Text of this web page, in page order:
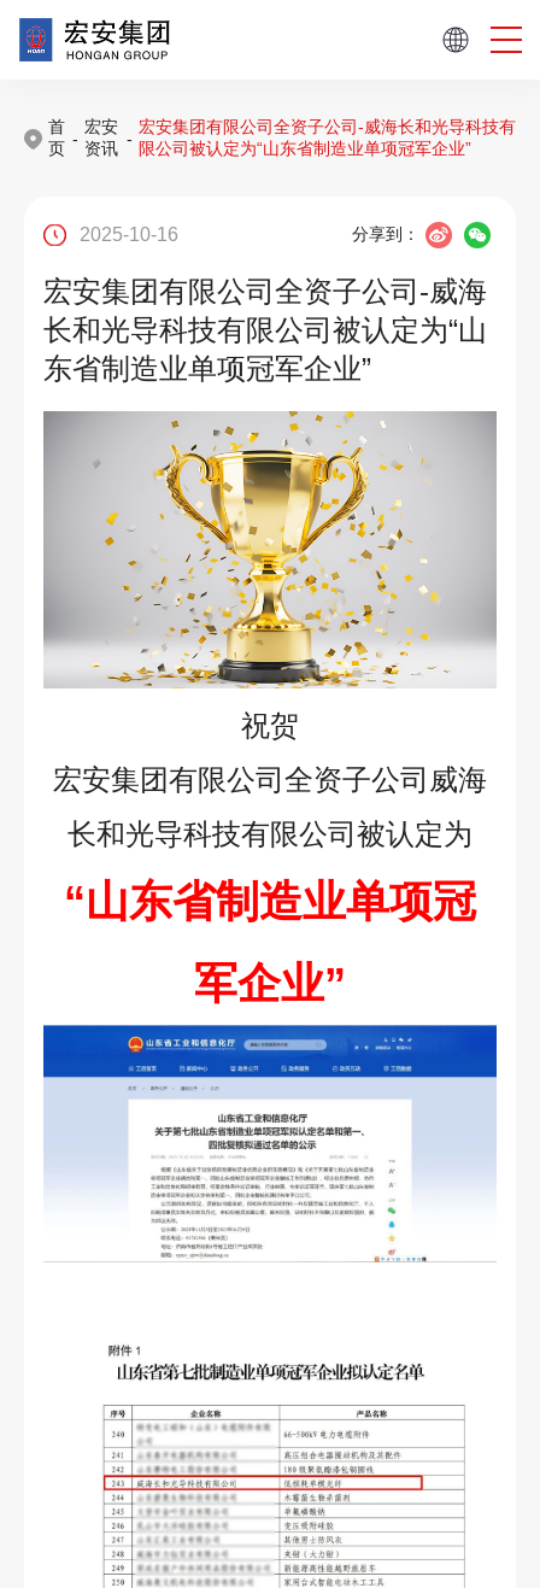
首
页 -
宏安
资讯 -
宏安集团有限公司全资子公司-威海长和光导科技有
限公司被认定为“山东省制造业单项冠军企业”
2025-10-16 分享到：
宏安集团有限公司全资子公司-威海
长和光导科技有限公司被认定为“山
东省制造业单项冠军企业”
祝贺
宏安集团有限公司全资子公司威海
长和光导科技有限公司被认定为
“山东省制造业单项冠
军企业”